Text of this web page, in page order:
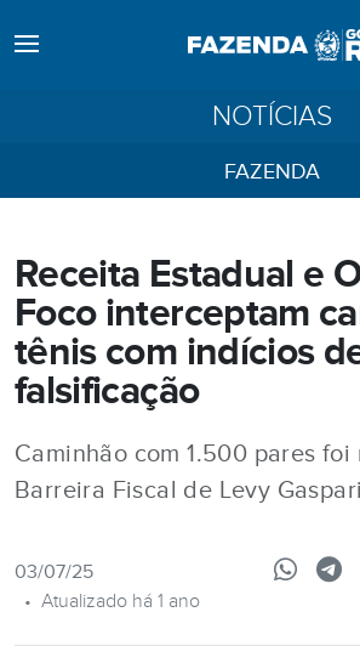
NOTÍCIAS
FAZENDA
Receita Estadual e
Foco interceptam
tênis com indícios
falsificação
Caminhão com 1.500 pares foi
Barreira Fiscal de Levy
03/07/25
• Atualizado há 1 ano